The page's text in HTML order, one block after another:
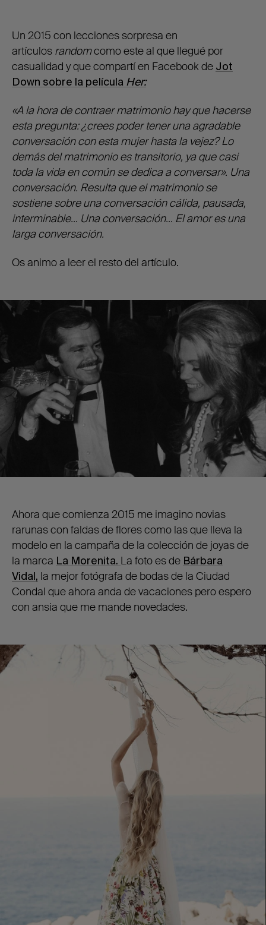
Un 2015 con lecciones sorpresa en
artículos randomcomo este al que llegué por
casualidad y que compartí en Facebook de Jot
Down sobre la película Her:
«A la hora de contraer matrimonio hay que hacerse
esta pregunta: ¿crees poder tener una agradable
conversación con esta mujer hasta la vejez? Lo
demás del matrimonio es transitorio, ya que casi
toda la vida en común se dedica a conversar». Una
conversación. Resulta que el matrimonio se
sostiene sobre una conversación cálida, pausada,
interminable… Una conversación… El amor es una
larga conversación.
Os animo a leer el resto del artículo.
Ahora que comienza 2015 me imagino novias
rarunas con faldas de flores como las que lleva la
modelo en la campaña de la colección de joyas de
la marca La Morenita. La foto es de Bárbara
Vidal, la mejor fotógrafa de bodas de la Ciudad
Condal que ahora anda de vacaciones pero espero
con ansia que me mande novedades.